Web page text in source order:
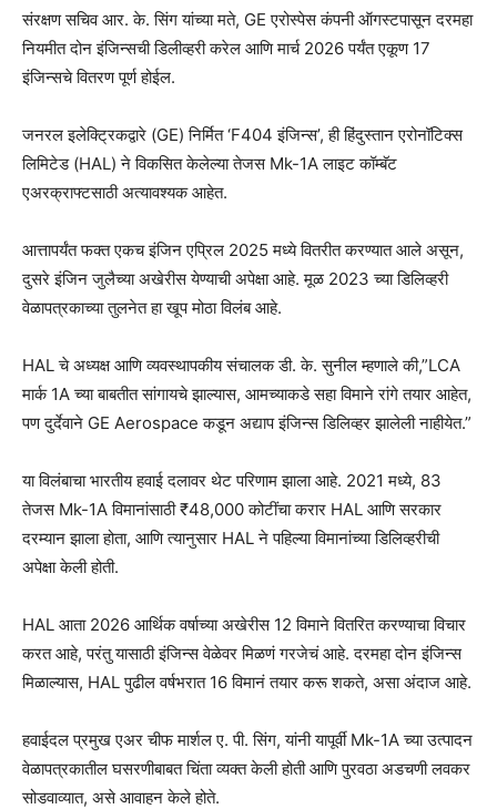
संरक्षण सचिव आर. के. सिंग यांच्या मते, GE एरोस्पेस कंपनी ऑगस्टपासून दरमहा
नियमीत दोन इंजिन्सची डिलीव्हरी करेल आणि मार्च 2026 पर्यंत एकूण 17
इंजिन्सचे वितरण पूर्ण होईल.
जनरल इलेक्ट्रिकद्वारे (GE) निर्मित ‘F404 इंजिन्स’, ही हिंदुस्तान एरोनॉटिक्स
लिमिटेड (HAL) ने विकसित केलेल्या तेजस Mk-1A लाइट कॉम्बॅट
एअरक्राफ्टसाठी अत्यावश्यक आहेत.
आत्तापर्यंत फक्त एकच इंजिन एप्रिल 2025 मध्ये वितरीत करण्यात आले असून,
दुसरे इंजिन जुलैच्या अखेरीस येण्याची अपेक्षा आहे. मूळ 2023 च्या डिलिव्हरी
वेळापत्रकाच्या तुलनेत हा खूप मोठा विलंब आहे.
HAL चे अध्यक्ष आणि व्यवस्थापकीय संचालक डी. के. सुनील म्हणाले की,”LCA
मार्क 1A च्या बाबतीत सांगायचे झाल्यास, आमच्याकडे सहा विमाने रांगे तयार आहेत,
पण दुर्देवाने GE Aerospace कडून अद्याप इंजिन्स डिलिव्हर झालेली नाहीयेत.”
या विलंबाचा भारतीय हवाई दलावर थेट परिणाम झाला आहे. 2021 मध्ये, 83
तेजस Mk-1A विमानांसाठी ₹48,000 कोटींचा करार HAL आणि सरकार
दरम्यान झाला होता, आणि त्यानुसार HAL ने पहिल्या विमानांच्या डिलिव्हरीची
अपेक्षा केली होती.
HAL आता 2026 आर्थिक वर्षाच्या अखेरीस 12 विमाने वितरित करण्याचा विचार
करत आहे, परंतु यासाठी इंजिन्स वेळेवर मिळणं गरजेचं आहे. दरमहा दोन इंजिन्स
मिळाल्यास, HAL पुढील वर्षभरात 16 विमानं तयार करू शकते, असा अंदाज आहे.
हवाईदल प्रमुख एअर चीफ मार्शल ए. पी. सिंग, यांनी यापूर्वी Mk-1A च्या उत्पादन
वेळापत्रकातील घसरणीबाबत चिंता व्यक्त केली होती आणि पुरवठा अडचणी लवकर
सोडवाव्यात, असे आवाहन केले होते.